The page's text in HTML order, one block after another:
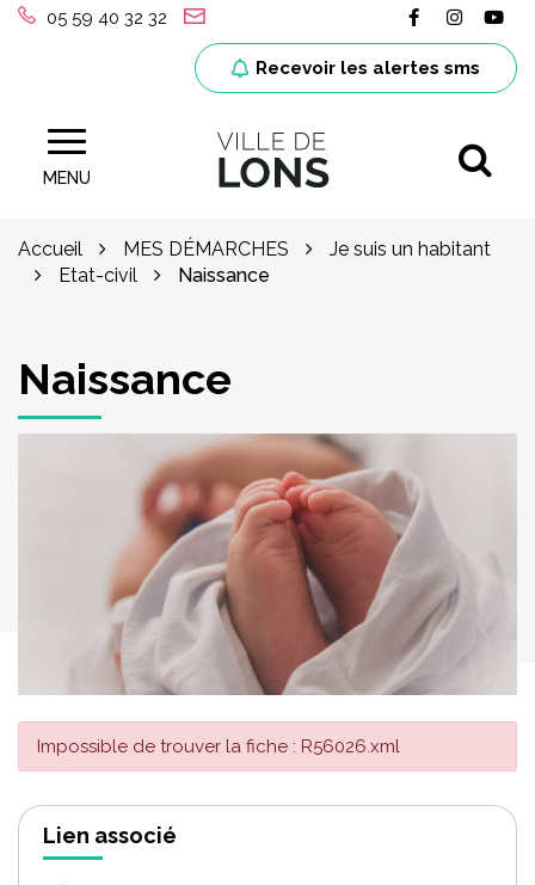
Gestion des traceurs
05 59 40 32 32 Lien vers le
Lien
Recevoir les alertes sms
MENU Site officiel de la ville de Lons (64)
Accueil MES DÉMARCHES
Je suis un habitant
Etat-civil
Naissance
Naissance
Impossible de trouver la fiche : R56026.xml
Lien associé